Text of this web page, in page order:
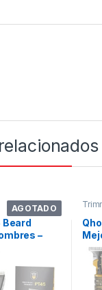
AGOTADO
Beard
–